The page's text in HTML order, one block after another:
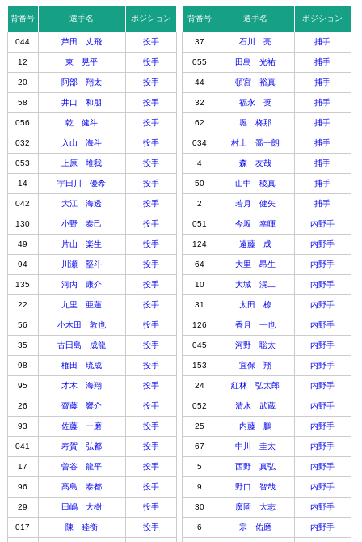
背番号 選手名 ポジション
044 芦田 丈飛 投手
12 東 晃平 投手
20 阿部 翔太 投手
58 井口 和朋 投手
056 乾 健斗 投手
032 入山 海斗 投手
053 上原 堆我 投手
14 宇田川 優希 投手
042 大江 海透 投手
130 小野 泰己 投手
49 片山 楽生 投手
94 川瀬 堅斗 投手
135 河内 康介 投手
22 九里 亜蓮 投手
56 小木田 敦也 投手
35 古田島 成龍 投手
98 権田 琉成 投手
95 才木 海翔 投手
26 齋藤 響介 投手
93 佐藤 一磨 投手
041 寿賀 弘都 投手
17 曽谷 龍平 投手
96 髙島 泰都 投手
29 田嶋 大樹 投手
017 陳 睦衡 投手
背番号 選手名 ポジション
37 石川 亮 捕手
055 田島 光祐 捕手
44 頓宮 裕真 捕手
32 福永 奨 捕手
62 堀 柊那 捕手
034 村上 喬一朗 捕手
4 森 友哉 捕手
50 山中 稜真 捕手
2 若月 健矢 捕手
051 今坂 幸暉 内野手
124 遠藤 成 内野手
64 大里 昂生 内野手
10 大城 滉二 内野手
31 太田 椋 内野手
126 香月 一也 内野手
045 河野 聡太 内野手
153 宜保 翔 内野手
24 紅林 弘太郎 内野手
052 清水 武蔵 内野手
25 内藤 鵬 内野手
67 中川 圭太 内野手
5 西野 真弘 内野手
9 野口 智哉 内野手
30 廣岡 大志 内野手
6 宗 佑磨 内野手